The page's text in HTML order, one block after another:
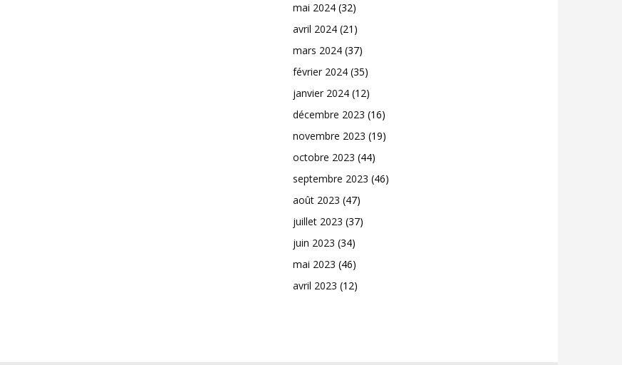
mai 2024 (32)
avril 2024 (21)
mars 2024 (37)
février 2024 (35)
janvier 2024 (12)
décembre 2023 (16)
novembre 2023 (19)
octobre 2023 (44)
septembre 2023 (46)
août 2023 (47)
juillet 2023 (37)
juin 2023 (34)
mai 2023 (46)
avril 2023 (12)